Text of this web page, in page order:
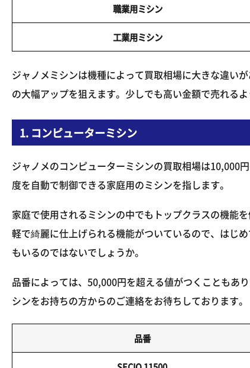
職業用ミシン
工業用ミシン
ジャノメミシンは機種によって買取相場に大きな違い
の大幅アップを狙えます。少しでも高い金額で売れる
1. コンピューターミシン
ジャノメのコンピューターミシンの買取相場は10,000
度を自動で制御できる家庭用のミシンを指します。
家庭で使用されるミシンの中でもトップクラスの機能
軽で綺麗に仕上げられる機能がついているので、はじ
もいるのではないでしょうか。
品番によっては、50,000円を超える値がつくこともあ
シンをお持ちの方からのご連絡をお待ちしております。
品番